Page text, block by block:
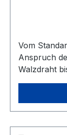
Vom
Anspruch
Walzdraht
Ständige
zeichnen